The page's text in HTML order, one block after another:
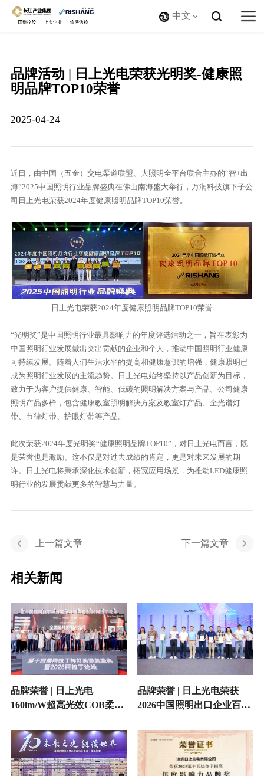
中文
品牌活动 | 日上光电荣获光明奖-健康照
明品牌TOP10荣誉
2025-04-24
近日，由中国（五金）交电渠道联盟、大照明全平台联合主办的“智+出
海”2025中国照明行业品牌盛典在佛山南海盛大举行，万润科技旗下子公
司日上光电荣获2024年度健康照明品牌TOP10荣誉。
日上光电荣获2024年度健康照明品牌TOP10荣誉
“光明奖”是中国照明行业最具影响力的年度评选活动之一，旨在表彰为
中国照明行业发展做出突出贡献的企业和个人，推动中国照明行业健康
可持续发展。随着人们生活水平的提高和健康意识的增强，健康照明已
成为照明行业发展的主流趋势。日上光电始终坚持以产品创新为目标，
致力于为客户提供健康、智能、低碳的照明解决方案与产品。公司健康
照明产品多样，包含健康教室照明解决方案及教室灯产品、全光谱灯
带、节律灯带、护眼灯带等产品。
此次荣获2024年度光明奖“健康照明品牌TOP10”，对日上光电而言，既
是荣誉也是激励。这不仅是对过去成绩的肯定，更是对未来发展的期
许。日上光电将秉承深化技术创新，拓宽应用场景，为推动LED健康照
明行业的发展贡献更多的智慧与力量。
上一篇文章 下一篇文章
相关新闻
品牌荣誉 | 日上光电
160lm/W超高光效COB柔性
奖
品牌荣誉 | 日上光电荣获
2026中国照明出口企业百强